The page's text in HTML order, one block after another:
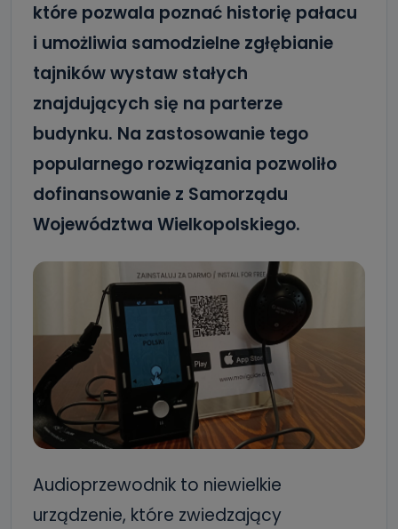
które pozwala poznać historię pałacu
i umożliwia samodzielne zgłębianie
tajników wystaw stałych
znajdujących się na parterze
budynku. Na zastosowanie tego
popularnego rozwiązania pozwoliło
dofinansowanie z Samorządu
Województwa Wielkopolskiego.
Audioprzewodnik to niewielkie
urządzenie, które zwiedzający